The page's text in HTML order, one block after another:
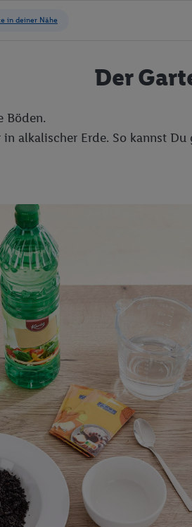
Der
Böden.
alkalischer Erde. So kannst